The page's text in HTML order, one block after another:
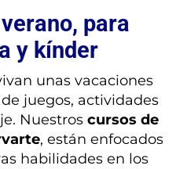
para
y kínder
unas vacaciones
juegos, actividades
Nuestros cursos de
, están enfocados
habilidades en los